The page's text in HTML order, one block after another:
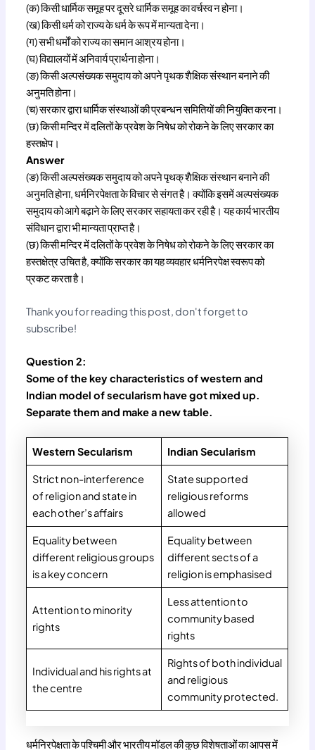
(क) किसी धार्मिक समूह पर दूसरे धार्मिक समूह का वर्चस्व न होना।
(ख) किसी धर्म को राज्य के धर्म के रूप में मान्यता देना।
(ग) सभी धर्मों को राज्य का समान आश्रय होना।
(घ) विद्यालयों में अनिवार्य प्रार्थना होना।
(ङ) किसी अल्पसंख्यक समुदाय को अपने पृथक शैक्षिक संस्थान बनाने की
अनुमति होना।
(च) सरकार द्वारा धार्मिक संस्थाओं की प्रबन्धन समितियों की नियुक्ति करना।
(छ) किसी मन्दिर में दलितों के प्रवेश के निषेध को रोकने के लिए सरकार का
हस्तक्षेप।
Answer
(ङ) किसी अल्पसंख्यक समुदाय को अपने पृथक् शैक्षिक संस्थान बनाने की
अनुमति होना, धर्मनिरपेक्षता के विचार से संगत है। क्योंकि इसमें अल्पसंख्यक
समुदाय को आगे बढ़ाने के लिए सरकार सहायता कर रही है। यह कार्य भारतीय
संविधान द्वारा भी मान्यता प्राप्त है।
(छ) किसी मन्दिर में दलितों के प्रवेश के निषेध को रोकने के लिए सरकार का
हस्तक्षेत्र उचित है, क्योंकि सरकार का यह व्यवहार धर्मनिरपेक्ष स्वरूप को
प्रकट करता है।
Thank you for reading this post, don't forget to
subscribe!
Question 2:
Some of the key characteristics of western and
Indian model of secularism have got mixed up.
Separate them and make a new table.
Western Secularism Indian Secularism
Strict non-interference
of religion and state in
each other’s affairs
State supported
religious reforms
allowed
Equality between
different religious groups
is a key concern
Equality between
different sects of a
religion is emphasised
Attention to minority
rights
Less attention to
community based
rights
Individual and his rights at
the centre
Rights of both individual
and religious
community protected.
धर्मनिरपेक्षता के पश्चिमी और भारतीय मॉडल की कुछ विशेषताओं का आपस में